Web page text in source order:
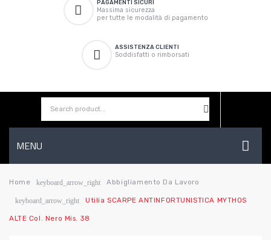
PAGAMENTI SICURI
Massima sicurezza
per tutte le modalità di pagamento
ASSISTENZA CLIENTI
Soddisfatti o rimborsati
MENU
HOME
AZIENDA
Home keyboard_arrow_right Abbigliamento Da Lavoro
keyboard_arrow_right Utilia SCARPE ANTINFORTUNISTICA MYTHOS
ALTE Col. Nero Mis. 38